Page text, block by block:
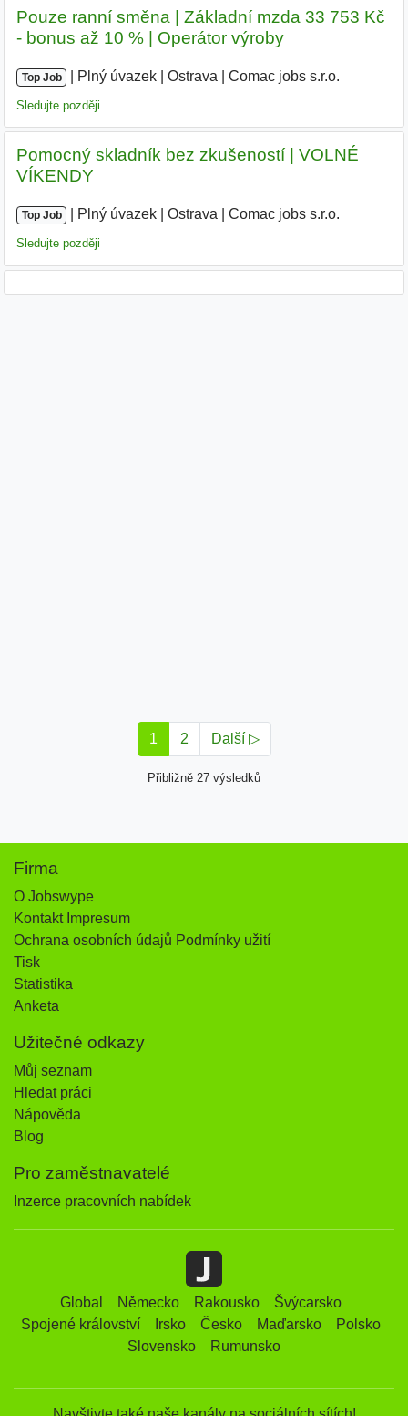
Pouze ranní směna | Základní mzda 33 753 Kč
- bonus až 10 % | Operátor výroby
Top Job Plný úvazek Ostrava Comac jobs s.r.o.
Sledujte později
Pomocný skladník bez zkušeností | VOLNÉ
VÍKENDY
Top Job Plný úvazek Ostrava Comac jobs s.r.o.
Sledujte později
1 2 Další ▷
Přibližně 27 výsledků
Firma
O Jobswype
Kontakt Impresum
Ochrana osobních údajů Podmínky užití
Tisk
Statistika
Anketa
Užitečné odkazy
Můj seznam
Hledat práci
Nápověda
Blog
Pro zaměstnavatelé
Inzerce pracovních nabídek
Global Německo Rakousko
Švýcarsko
Spojené království
Irsko Česko Maďarsko
Polsko
Slovensko
Rumunsko